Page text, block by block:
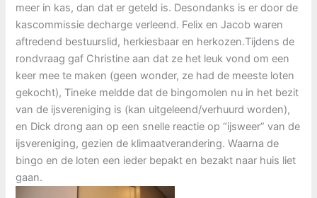
meer in kas, dan dat er geteld is. Desondanks is er door de
kascommissie decharge verleend. Felix en Jacob waren
aftredend bestuurslid, herkiesbaar en herkozen.Tijdens de
rondvraag gaf Christine aan dat ze het leuk vond om een
keer mee te maken (geen wonder, ze had de meeste loten
gekocht), Tineke meldde dat de bingomolen nu in het bezit
van de ijsvereniging is (kan uitgeleend/verhuurd worden),
en Dick drong aan op een snelle reactie op “ijsweer” van de
ijsvereniging, gezien de klimaatverandering. Waarna de
bingo en de loten een ieder bepakt en bezakt naar huis liet
gaan.